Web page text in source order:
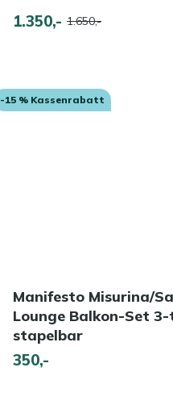
1.350,- 1.650,-
-15 % Kassenrabatt
Manifesto Misurina/
Lounge Balkon-Set
stapelbar
350,-